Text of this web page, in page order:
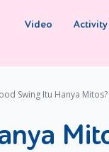
Video Activity
Swing Itu Hanya Mitos?